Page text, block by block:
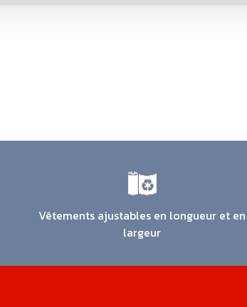
Vêtements ajustables en longueur et en
largeur